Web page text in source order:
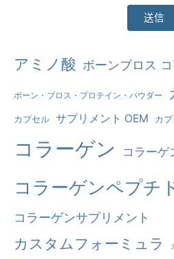
そ
に
代
る
の
だ
：
アミノ酸 ボーンブロス
ボーン・ブロス・プロテイン・パウダー
カプセル サプリメント OEM カ
コラーゲン コラーゲ
コラーゲンペプチ
コラーゲンサプリメント
カスタムフォーミュラ